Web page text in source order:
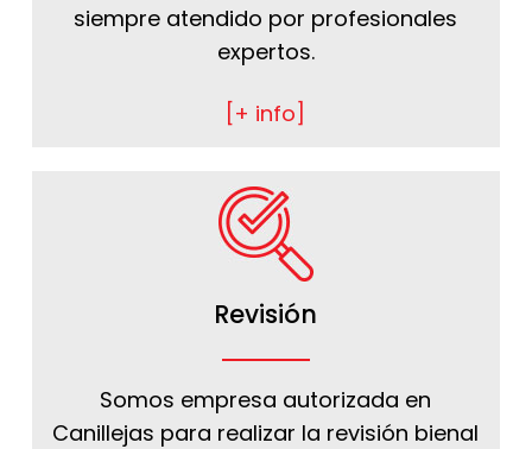
siempre atendido por profesionales
expertos.
[+ info]
Revisión
Somos empresa autorizada en
Canillejas para realizar la revisión bienal